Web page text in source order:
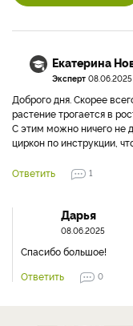
Екатерина
Эксперт 08.06.2025
Доброго дня. Скорее
растение трогается в
С этим можно ничего не
циркон по инструкции,
Ответить 1
Дарья
08.06.2025
Спасибо большое!
Ответить
0